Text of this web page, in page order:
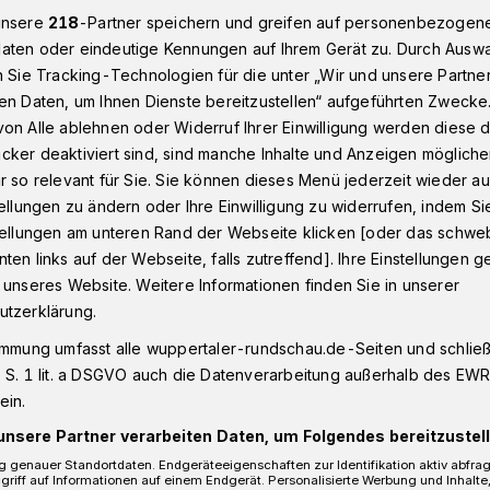
Neuer Termin für die Cronenberger Werkzeugkiste​
für die
Werkzeugkiste
Werkzeugkiste ist neu terminiert
geplant am 22. Juni, sondern am 31.
218-Partner speichern und greifen auf
oder eindeutige Kennungen auf Ihrem Gerät zu. Durch
Sie Tracking-Technologien für die unter „Wir und unsere
Daten, um Ihnen Dienste bereitzustellen“ aufgeführten
Alle ablehnen oder Widerruf Ihrer Einwilligung werden diese
deaktiviert sind, sind manche Inhalte und Anzeigen
so relevant für Sie. Sie können dieses Menü jederzeit wieder
zu ändern oder Ihre Einwilligung zu widerrufen, indem
am unteren Rand der Webseite klicken [oder das
links auf der Webseite, falls zutreffend]. Ihre Einstellungen
Website. Weitere Informationen finden Sie in unserer
umfasst alle wuppertaler-rundschau.de-Seiten und
1 lit. a DSGVO auch die Datenverarbeitung außerhalb des
Partner verarbeiten Daten, um Folgendes
genauer Standortdaten. Endgeräteeigenschaften zur Identifikation aktiv
auf Informationen auf einem Endgerät. Personalisierte Werbung und